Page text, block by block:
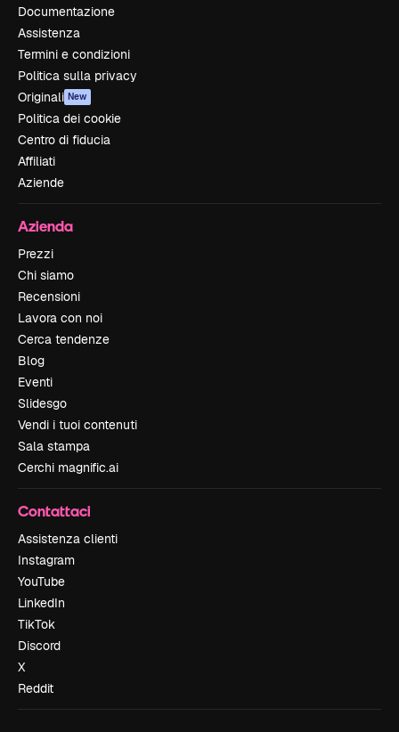
Documentazione
Assistenza
Termini e condizioni
Politica sulla privacy
Originali New
Politica dei cookie
Centro di fiducia
Affiliati
Aziende
Azienda
Prezzi
Chi siamo
Recensioni
Lavora con noi
Cerca tendenze
Blog
Eventi
Slidesgo
Vendi i tuoi contenuti
Sala stampa
Cerchi magnific.ai
Contattaci
Assistenza clienti
Instagram
YouTube
LinkedIn
TikTok
Discord
X
Reddit